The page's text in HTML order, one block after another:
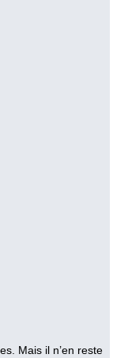
Mais il n’en reste